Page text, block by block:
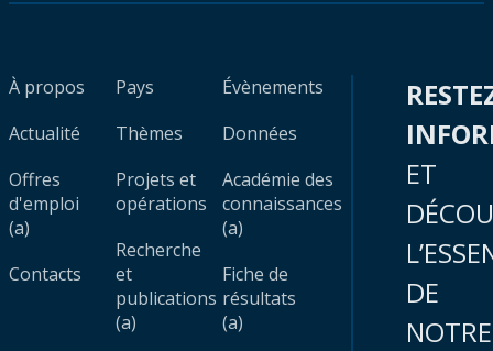
À propos
Actualité
Offres
d'emploi
(a)
Contacts
Pays
Thèmes
Projets et
opérations
Recherche
et
publications
(a)
Évènements
Données
Académie des
connaissances
(a)
Fiche de
résultats
(a)
ET
DE
NOTRE